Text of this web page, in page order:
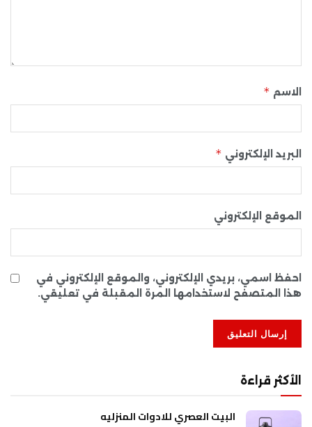
الاسم *
البريد الإلكتروني *
الموقع الإلكتروني
احفظ اسمي، بريدي الإلكتروني، والموقع الإلكتروني في
هذا المتصفح لاستخدامها المرة المقبلة في تعليقي.
الأكثر قراءة
البيت العصري للادوات المنزليه